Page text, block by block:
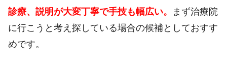
診療、説明が大変丁寧で手技も幅広い。
まず治療院
に行こうと考え探している場合の候補としておすす
めです。